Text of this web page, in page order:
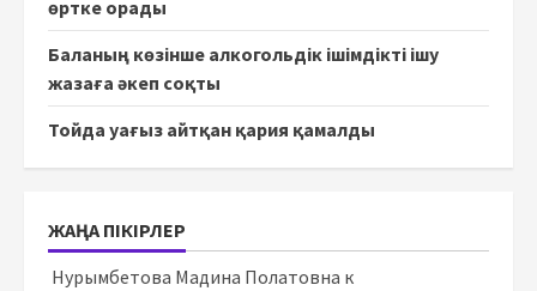
өртке орады
Баланың көзінше алкогольдік ішімдікті ішу
жазаға әкеп соқты
Тойда уағыз айтқан қария қамалды
ЖАҢА ПІКІРЛЕР
Нурымбетова Мадина Полатовна к